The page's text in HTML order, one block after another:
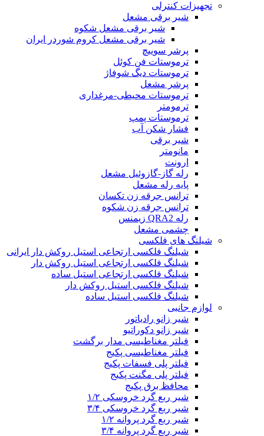
تجهیزات کنترلی
شیر برقی مشعل
شیر برقی مشعل شکوه
شیر برقی مشعل کروم شوردر ایران
پرشر سوییچ
ترموستات فن کوئل
ترموستات دیگ شوفاژ
پرشر مشعل
ترموستات محیطی-مرغداری
ترمومتر
ترموستات پمپ
فشار شکن آب
شیر برقی
مانومتر
ارونت
رله گاز-گازوئیل مشعل
پایه رله مشعل
ترانس جرقه زن تکسان
ترانس جرقه زن شکوه
رله QRA2 زیمنس
چشمی مشعل
شیلنگ های فلکسی
شیلنگ فلکسی ارتجاعی استیل روکش دار ایرانی
شیلنگ فلکسی ارتجاعی استیل روکش دار
شیلنگ فلکسی ارتجاعی استیل ساده
شیلنگ فلکسی استیل روکش دار
شیلنگ فلکسی استیل ساده
لوازم جانبی
شیر زانو رادیاتور
شیر زانو دکوراتیو
فیلتر مغناطیسی مدار برگشت
فیلتر مغناطیسی پکیج
فیلتر پلی فسفات پکیج
فیلتر پلی مگنت پکیج
محافظ برق پکیج
شیر ربع گرد خروسکی ۱/۲
شیر ربع گرد خروسکی ۳/۴
شیر ربع گرد پروانه ۱/۲
شیر ربع گرد پروانه ۳/۴